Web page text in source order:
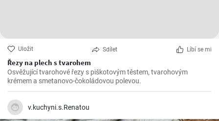
Uložit Sdílet Líbí se mi
Řezy na plech s tvarohem
Osvěžující tvarohové řezy s piškotovým těstem, tvarohovým
krémem a smetanovo-čokoládovou polevou.
v.kuchyni.s.Renatou